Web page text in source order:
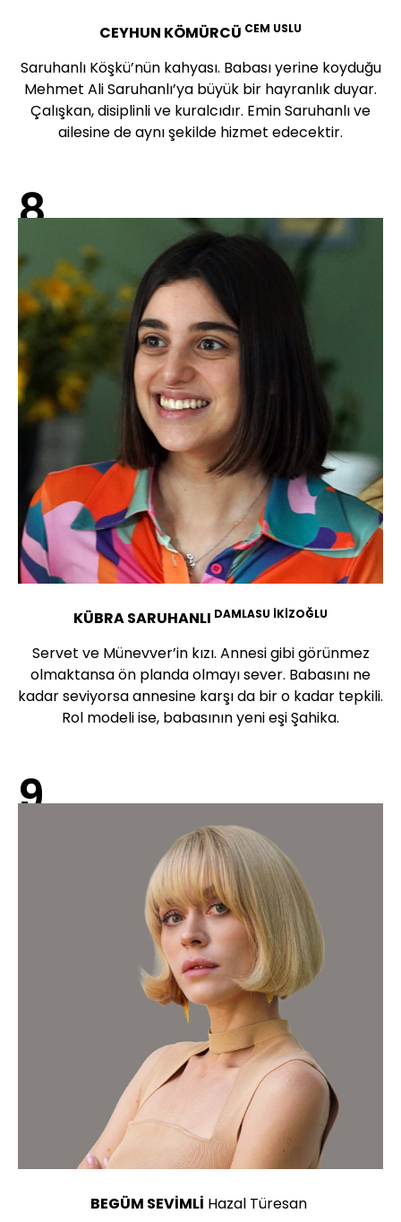
CEYHUN KÖMÜRCÜ CEM USLU
Saruhanlı Köşkü’nün kahyası. Babası yerine koyduğu
Mehmet Ali Saruhanlı’ya büyük bir hayranlık duyar.
Çalışkan, disiplinli ve kuralcıdır. Emin Saruhanlı ve
ailesine de aynı şekilde hizmet edecektir.
8
KÜBRA SARUHANLI DAMLASU İKİZOĞLU
Servet ve Münevver’in kızı. Annesi gibi görünmez
olmaktansa ön planda olmayı sever. Babasını ne
kadar seviyorsa annesine karşı da bir o kadar tepkili.
Rol modeli ise, babasının yeni eşi Şahika.
9
BEGÜM SEVİMLİ Hazal Türesan